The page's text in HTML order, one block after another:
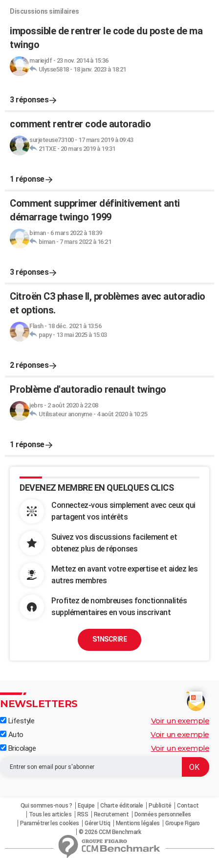
Discussions similaires
impossible de rentrer le code du poste de ma
twingo
mariejdf- 23 nov. 2014 à 15:36
Ulysse5818- 18 janv. 2023 à 18:21
3 réponses
comment rentrer code autoradio
surjeteuse73100- 17 mars 2019 à 09:43
21TXE- 20 mars 2019 à 19:31
1 réponse
Comment supprimer définitivement anti
démarrage twingo 1999
biman- 6 mars 2022 à 18:39
biman- 7 mars 2022 à 16:21
3 réponses
Citroën C3 phase II, problèmes avec autoradio
et options.
Flash- 18 déc. 2021 à 13:56
papy- 13 mai 2025 à 15:03
2 réponses
Problème d'autoradio renault twingo
jebrs- 2 août 2020 à 22:08
Utilisateur anonyme- 4 août 2020 à 10:25
1 réponse
DEVENEZ MEMBRE EN QUELQUES CLICS
Connectez-vous simplement avec ceux qui
partagent vos intérêts
Suivez vos discussions facilement et
obtenez plus de réponses
Mettez en avant votre expertise et aidez les
autres membres
Profitez de nombreuses fonctionnalités
supplémentaires en vous inscrivant
S'INSCRIRE
NEWSLETTERS
Lifestyle Voir un exemple
Auto Voir un exemple
Bricolage Voir un exemple
Qui sommes-nous ? Equipe Charte éditoriale Publicité
Contact
Tous les articles
RSS Recrutement
Données personnelles
Paramétrer les cookies
Gérer Utiq Mentions légales
Groupe Figaro
© 2026 CCM Benchmark